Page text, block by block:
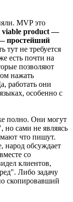
MVP это
viable product —
простейший
тут не требуется
есть почти на
позволяют
нажать
работать они
особенно с
полно. Они могут
но сами не являясь
что пишут.
народ обсуждает
со
клиентов,
Либо задачу
скопировавший